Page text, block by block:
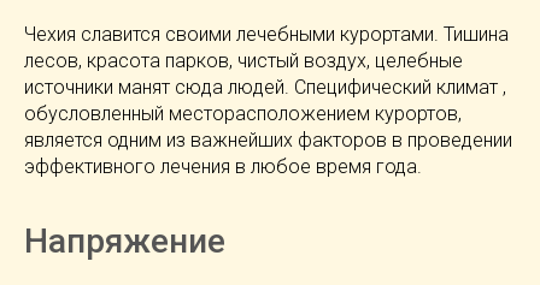
Чехия славится своими лечебными курортами. Тишина
лесов, красота парков, чистый воздух, целебные
источники манят сюда людей. Специфический климат ,
обусловленный месторасположением курортов,
является одним из важнейших факторов в проведении
эффективного лечения в любое время года.
Напряжение